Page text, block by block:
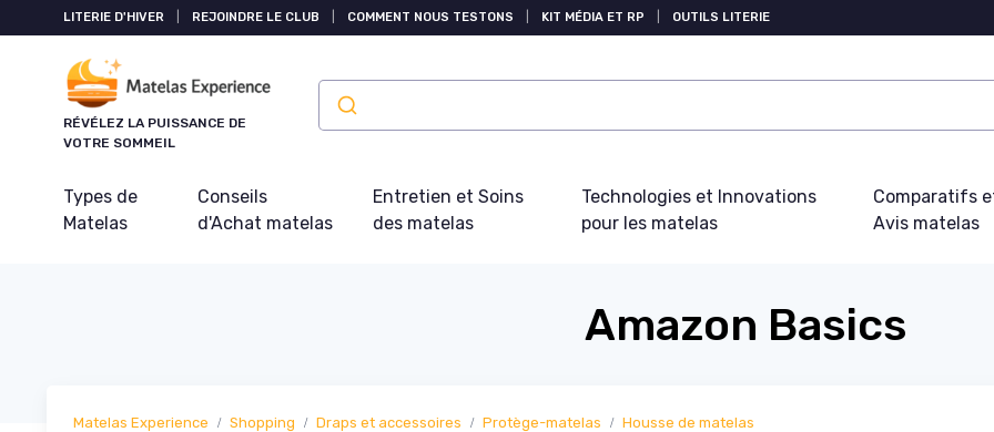
LITERIE D'HIVER REJOINDRE LE CLUB COMMENT NOUS TESTONS KIT MÉDIA ET RP OUTILS LITERIE
RÉVÉLEZ LA PUISSANCE DE
VOTRE SOMMEIL
Types de
Matelas
Conseils
d'Achat matelas
Entretien et Soins
des matelas
Technologies et Innovations
pour les matelas
Comparatifs
Avis matelas
Amazon Basics
Matelas Experience Shopping Draps et accessoires Protège-matelas Housse de matelas
Panneau de gestion des cookies